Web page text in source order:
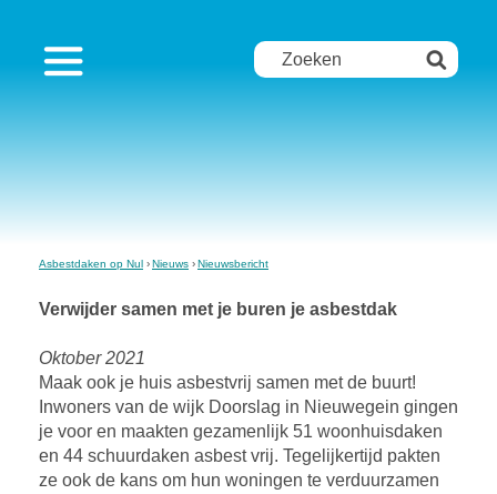
Asbestdaken op Nul Nieuws Nieuwsbericht
Verwijder samen met je buren je asbestdak
Oktober 2021
Maak ook je huis asbestvrij samen met de buurt!
Inwoners van de wijk Doorslag in Nieuwegein gingen
je voor en maakten gezamenlijk 51 woonhuisdaken
en 44 schuurdaken asbest vrij. Tegelijkertijd pakten
ze ook de kans om hun woningen te verduurzamen